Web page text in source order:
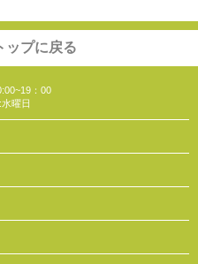
ップに戻る
：00
曜日